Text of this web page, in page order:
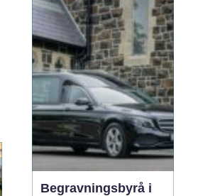
livsmedel, ehandel, lager
eller butiker handlar allt i
grunden om samma sak:
rätt ...
Begravningsbyrå i